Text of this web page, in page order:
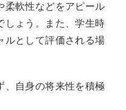
柔軟性などをアピール
しょう。また、学生時
ルとして評価される場
、自身の将来性を積極